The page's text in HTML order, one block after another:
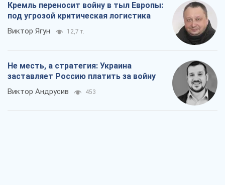
Кремль переносит войну в тыл Европы:
под угрозой критическая логистика
Виктор Ягун 12,7 т.
Не месть, а стратегия: Украина
заставляет Россию платить за войну
Виктор Андрусив 453